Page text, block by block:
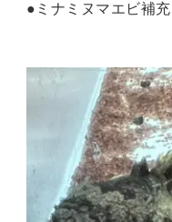
●ミナミヌマエビ補